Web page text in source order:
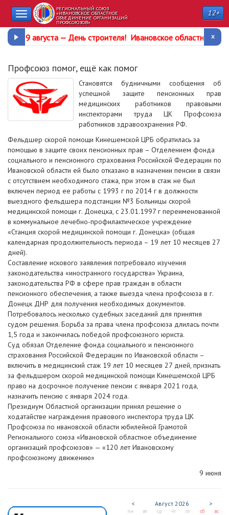
РЕГИОНАЛЬНЫЙ СОЮЗ
«ИВАНОВСКОЕ ОБЛАСТНОЕ
ОБЪЕДИНЕНИЕ ОРГАНИЗАЦИЙ
ПРОФСОЮЗОВ»
12+
Toggle
navigation
9 августа — День строителя! Ивановское областное
Профсоюз помог, ещё как помог
Становятся будничными сообщения об
успешной защите пенсионных прав
медицинских работников правовыми
инспекторами труда ЦК Профсоюза
работников здравоохранения РФ.
Фельдшер скорой помощи Кинешемской ЦРБ обратилась за
помощью в защите своих пенсионных прав – Отделением фонда
социального и пенсионного страхования Российской Федерации по
Ивановской области ей было отказано в назначении пенсии в связи
с отсутствием необходимого стажа, при этом в стаж не был
включен период ее работы с 1993 г по 2014 г в должности
выездного фельдшера подстанции №3 Больницы скорой
медицинской помощи г. Донецка, с 23.01.1997 г переименованной
в коммунальное лечебно-профилактическое учреждение
«Станция скорой медицинской помощи г. Донецка» (общая
календарная продолжительность периода – 19 лет 10 месяцев 27
дней).
Составление искового заявления потребовало изучения
законодательства «иностранного государства» Украина,
законодательства РФ в сфере прав граждан в области
пенсионного обеспечения, а также выезда члена профсоюза в г.
Донецк ДНР для получения необходимых документов.
Потребовалось несколько судебных заседаний для принятия
судом решения. Борьба за права члена профсоюза длилась почти
1,5 года и закончилась победой профсоюзного юриста.
Суд обязал Отделение фонда социального и пенсионного
страхования Российской Федерации по Ивановской области –
включить в медицинский стаж 19 лет 10 месяцев 27 дней, признать
за фельдшером скорой медицинской помощи Кинешемской ЦРБ
право на досрочное получение пенсии с января 2021 года,
назначить пенсию с января 2024 года.
Президиум Областной организации принял решение о
ходатайстве награждения правового инспектора труда ЦК
Профсоюза по ивановской области юбилейной Грамотой
Регионального союза «Ивановской областное объединение
организаций профсоюзов» — «120 лет Ивановскому
профсоюзному движению»
9 июня
< Август 2026 >
пн вт ср чт пт сб вс